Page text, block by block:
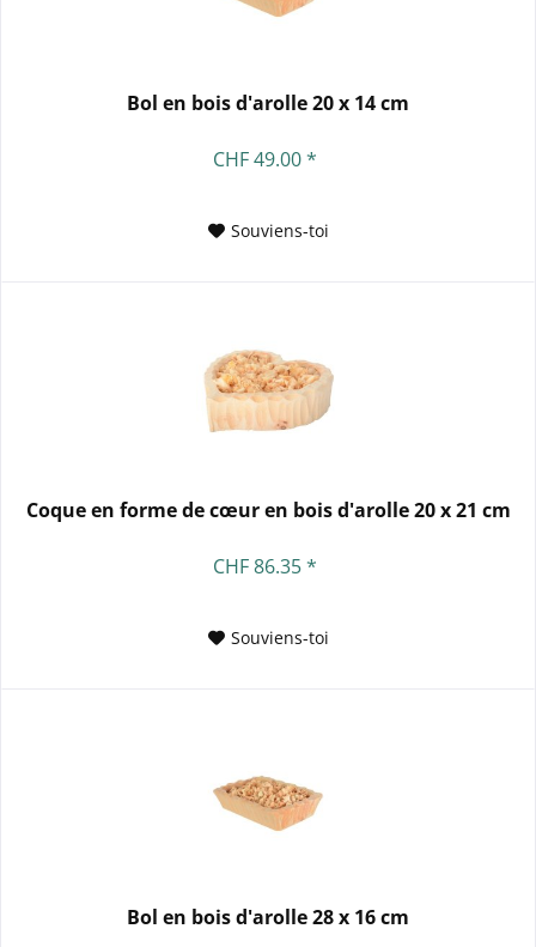
Bol en bois d'arolle 20 x 14 cm
CHF 49.00 *
Souviens-toi
Coque en forme de cœur en bois d'arolle 20 x 21 cm
CHF 86.35 *
Souviens-toi
Bol en bois d'arolle 28 x 16 cm